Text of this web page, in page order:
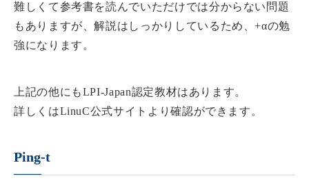
難しくて参考書を読んでいただけでは分からない問題
もありますが、解説はしっかりしているため、+αの勉
強になります。
上記の他にもLPI-Japan認定教材はあります。
詳しくはLinuC公式サイトより確認ができます。
Ping-t